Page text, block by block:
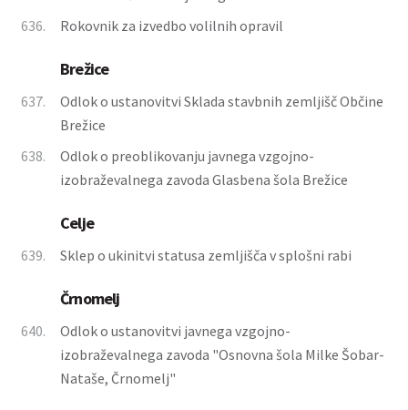
636.
Rokovnik za izvedbo volilnih opravil
Brežice
637.
Odlok o ustanovitvi Sklada stavbnih zemljišč Občine
Brežice
638.
Odlok o preoblikovanju javnega vzgojno-
izobraževalnega zavoda Glasbena šola Brežice
Celje
639. Sklep o ukinitvi statusa zemljišča v splošni rabi
Črnomelj
640.
Odlok o ustanovitvi javnega vzgojno-
izobraževalnega zavoda "Osnovna šola Milke Šobar-
Nataše, Črnomelj"